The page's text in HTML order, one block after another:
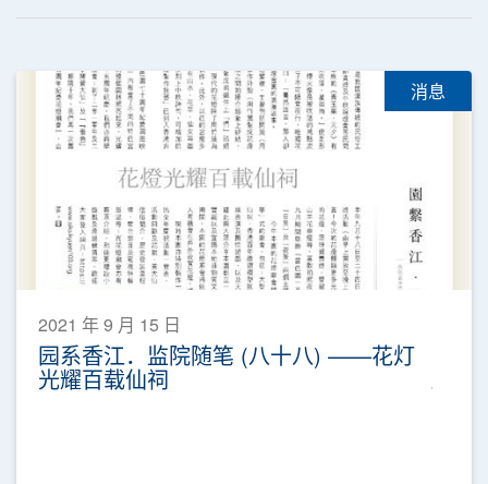
消息
2021 年 9 月 15 日
园系香江．监院随笔 (八十八) ——花灯
光耀百载仙祠